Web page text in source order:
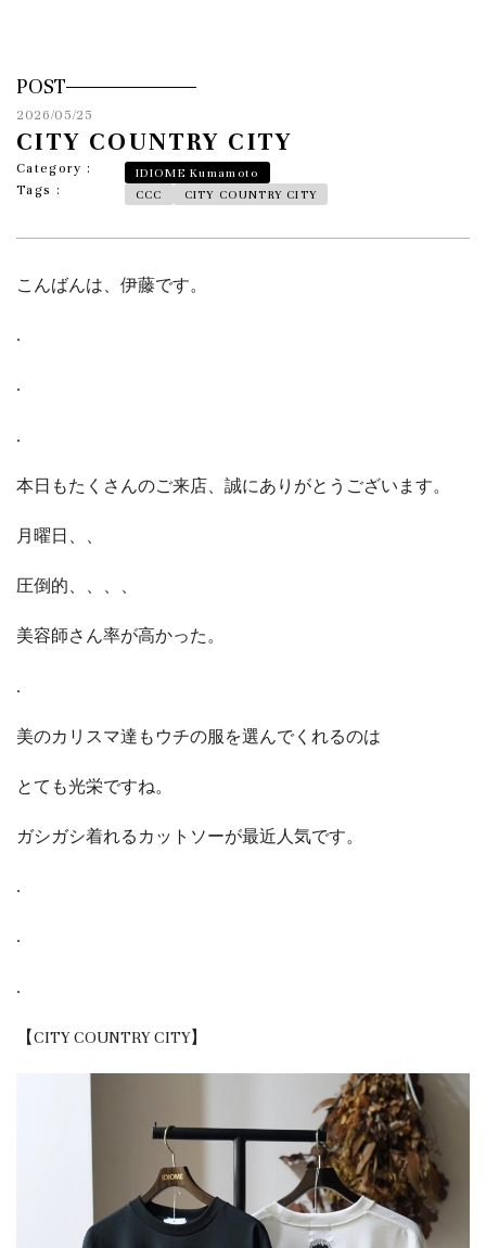
POST
2026/05/25
CITY COUNTRY CITY
Category :
IDIOME Kumamoto
Tags :
CCC CITY COUNTRY CITY
こんばんは、伊藤です。
.
.
.
本日もたくさんのご来店、誠にありがとうございます。
月曜日、、
圧倒的、、、、
美容師さん率が高かった。
.
美のカリスマ達もウチの服を選んでくれるのは
とても光栄ですね。
ガシガシ着れるカットソーが最近人気です。
.
.
.
【CITY COUNTRY CITY】